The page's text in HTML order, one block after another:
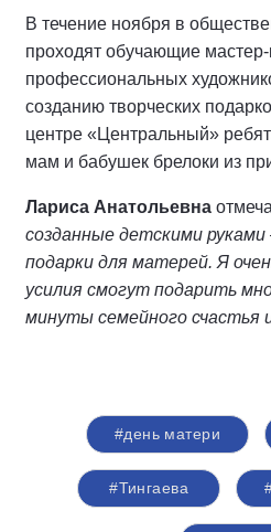
В течение ноября в
проходят обучающие
профессиональных
созданию творческих
центре «Центральный»
мам и бабушек брелоки из
Лариса Анатольевна
созданные детскими
подарки для матерей. Я
усилия смогут подарить
минуты семейного счастья
#день матери
#Тингаева